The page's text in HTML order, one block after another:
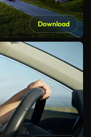
Download